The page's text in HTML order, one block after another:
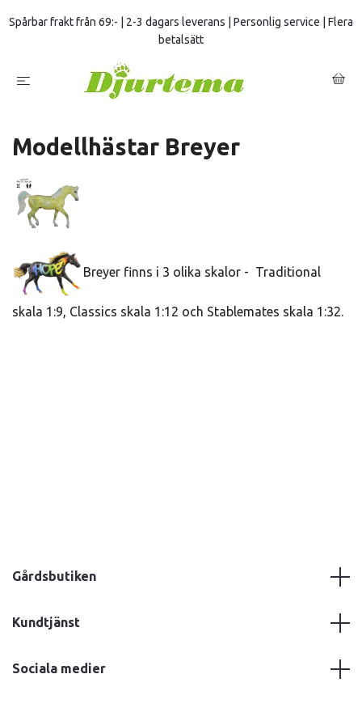
Spårbar frakt från 69:- | 2-3 dagars leverans | Personlig service | Flera
betalsätt
Modellhästar Breyer
Breyer finns i 3 olika skalor - Traditional
skala 1:9, Classics skala 1:12 och Stablemates skala 1:32.
Gårdsbutiken
Kundtjänst
Sociala medier